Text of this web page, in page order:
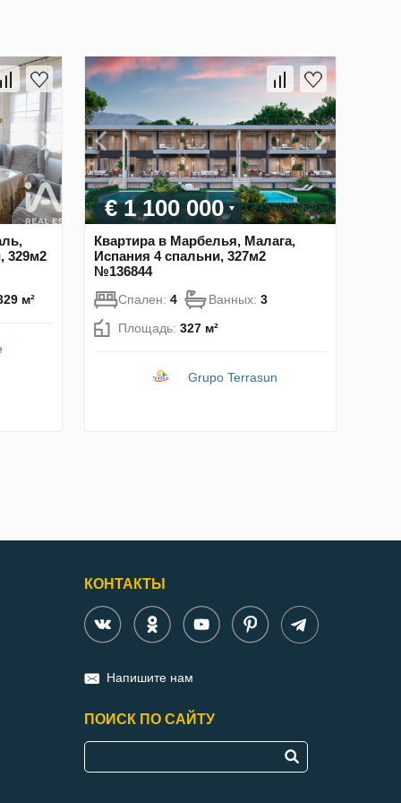
329м2
м²
€ 1 100 000
Квартира в Марбелья, Малага,
Испания 4 спальни, 327м2
№136844
Спален: 4 Ванных: 3
Площадь: 327 м²
Grupo Terrasun
КОНТАКТЫ
Напишите нам
ПОИСК ПО САЙТУ